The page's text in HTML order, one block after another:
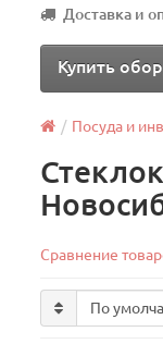
Доставка и
Купить
Посуда и
Сравнение